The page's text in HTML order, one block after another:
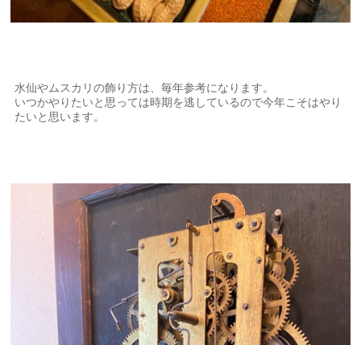
水仙やムスカリの飾り方は、毎年参考になります。
いつかやりたいと思っては時期を逃しているので今年こそはやり
たいと思います。